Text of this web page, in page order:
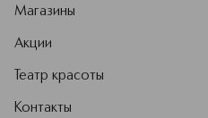
Магазины
Акции
Театр красоты
Контакты